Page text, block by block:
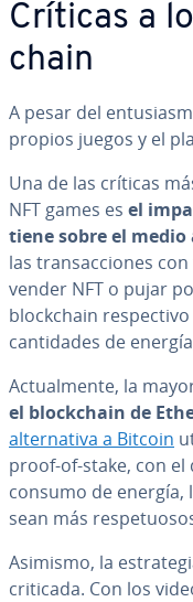
Críticas a
chain
A pesar del
propios juegos y el
Una de las críticas
NFT games es el
tiene sobre el
las tra­n­sac­cio­nes
vender NFT o pujar
blo­c­k­chain
ca­n­ti­da­des de
Ac­tua­l­me­n­te, la
el blo­c­k­chain de
al­te­r­na­ti­va a Bitcoin
proof-of-stake, con el
consumo de energía,
sean más
Asimismo, la
criticada. Con los